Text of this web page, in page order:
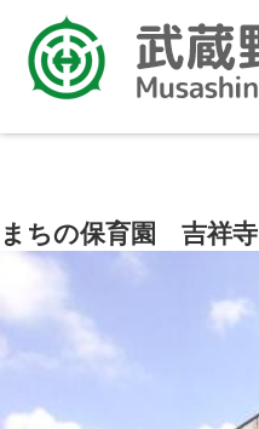
まちの保育園 吉祥寺